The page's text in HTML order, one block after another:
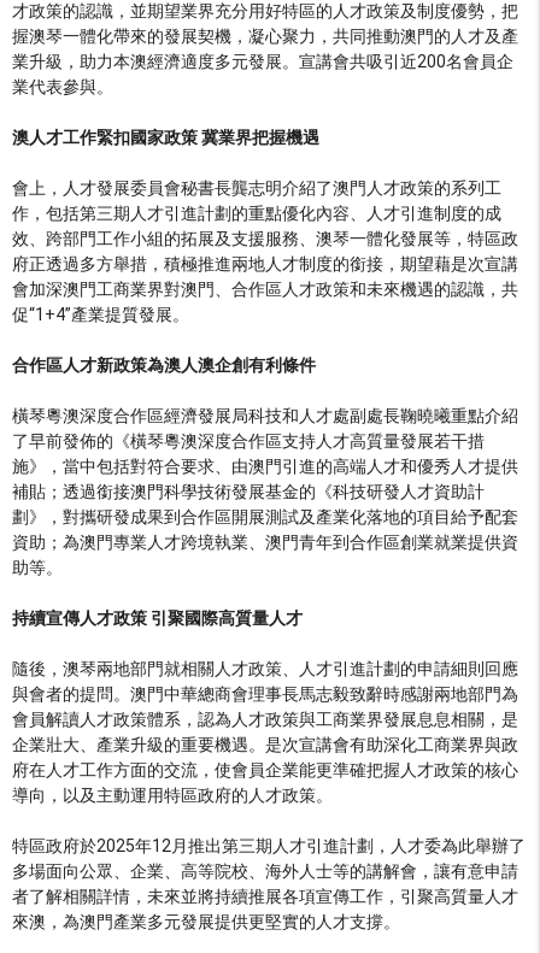
才政策的認識，並期望業界充分用好特區的人才政策及制度優勢，把
握澳琴一體化帶來的發展契機，凝心聚力，共同推動澳門的人才及產
業升級，助力本澳經濟適度多元發展。宣講會共吸引近200名會員企
業代表參與。
澳人才工作緊扣國家政策 冀業界把握機遇
會上，人才發展委員會秘書長龔志明介紹了澳門人才政策的系列工
作，包括第三期人才引進計劃的重點優化內容、人才引進制度的成
效、跨部門工作小組的拓展及支援服務、澳琴一體化發展等，特區政
府正透過多方舉措，積極推進兩地人才制度的銜接，期望藉是次宣講
會加深澳門工商業界對澳門、合作區人才政策和未來機遇的認識，共
促“1+4”產業提質發展。
合作區人才新政策為澳人澳企創有利條件
橫琴粵澳深度合作區經濟發展局科技和人才處副處長鞠曉曦重點介紹
了早前發佈的《橫琴粵澳深度合作區支持人才高質量發展若干措
施》，當中包括對符合要求、由澳門引進的高端人才和優秀人才提供
補貼；透過銜接澳門科學技術發展基金的《科技研發人才資助計
劃》，對攜研發成果到合作區開展測試及產業化落地的項目給予配套
資助；為澳門專業人才跨境執業、澳門青年到合作區創業就業提供資
助等。
持續宣傳人才政策 引聚國際高質量人才
隨後，澳琴兩地部門就相關人才政策、人才引進計劃的申請細則回應
與會者的提問。澳門中華總商會理事長馬志毅致辭時感謝兩地部門為
會員解讀人才政策體系，認為人才政策與工商業界發展息息相關，是
企業壯大、產業升級的重要機遇。是次宣講會有助深化工商業界與政
府在人才工作方面的交流，使會員企業能更準確把握人才政策的核心
導向，以及主動運用特區政府的人才政策。
特區政府於2025年12月推出第三期人才引進計劃，人才委為此舉辦了
多場面向公眾、企業、高等院校、海外人士等的講解會，讓有意申請
者了解相關詳情，未來並將持續推展各項宣傳工作，引聚高質量人才
來澳，為澳門產業多元發展提供更堅實的人才支撐。